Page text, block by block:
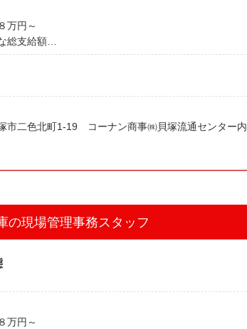
万円～
総支給額
３００円
限10,000円
市二色北町1-19 コーナン商事㈱貝塚流通センター内
の現場管理事務スタッフ
万円～